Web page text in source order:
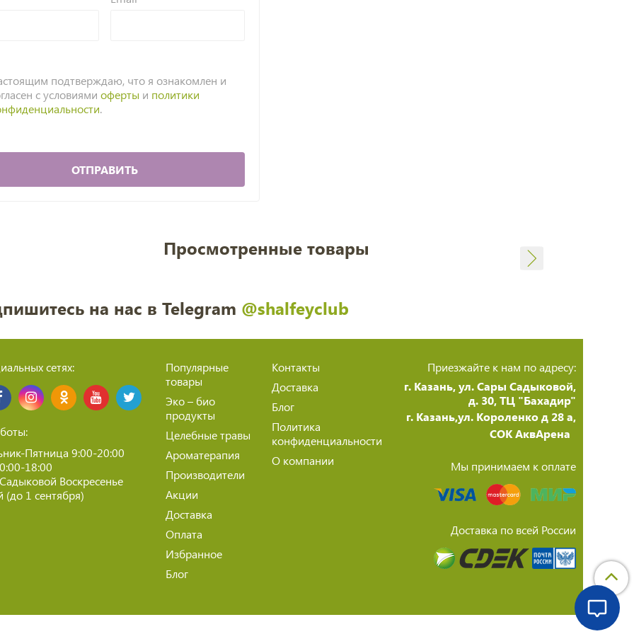
подтверждаю, что я ознакомлен и
с условиями оферты и политики
.
ОТПРАВИТЬ
Просмотренные товары
на нас в Telegram @shalfeyclub
сетях:
Пятница 9:00-20:00
18:00
Воскресенье
(до 1 сентября)
Популярные
товары
Эко – био
продукты
Целебные травы
Ароматерапия
Производители
Акции
Доставка
Оплата
Избранное
Блог
Контакты
Доставка
Блог
Политика
конфиденциальности
О компании
Приезжайте к нам по адресу:
г. Казань, ул. Сары Садыковой,
д. 30, ТЦ "Бахадир"
г. Казань,ул. Короленко д 28 а,
СОК АквАрена
Мы принимаем к оплате
Доставка по всей России